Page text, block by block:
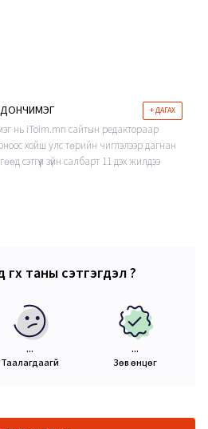
+ ДАГАХ
нь iToim.mn сайтын редактораар
хойш улс төрийн чиглэлээр дагнан
сэтгүүл зүйн салбарт 11 дэх жилдээ
таны сэтгэгдэл ?
...
Таалагдаагүй
...
Зөв өнцөг